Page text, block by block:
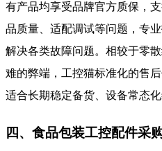
有产品均享受品牌官方质保，
品质量、适配调试等问题，专
解决各类故障问题。相较于零
难的弊端，工控猫标准化的售
适合长期稳定备货、设备常态化
四、食品包装工控配件采